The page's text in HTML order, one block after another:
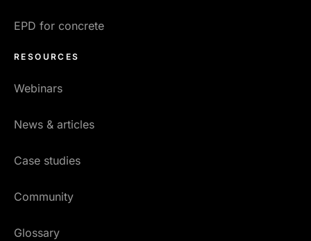
EPD for concrete
RESOURCES
Webinars
News & articles
Case studies
Community
Glossary